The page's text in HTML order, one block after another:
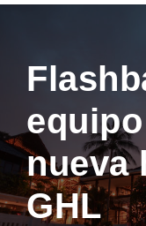
nueva
GHL